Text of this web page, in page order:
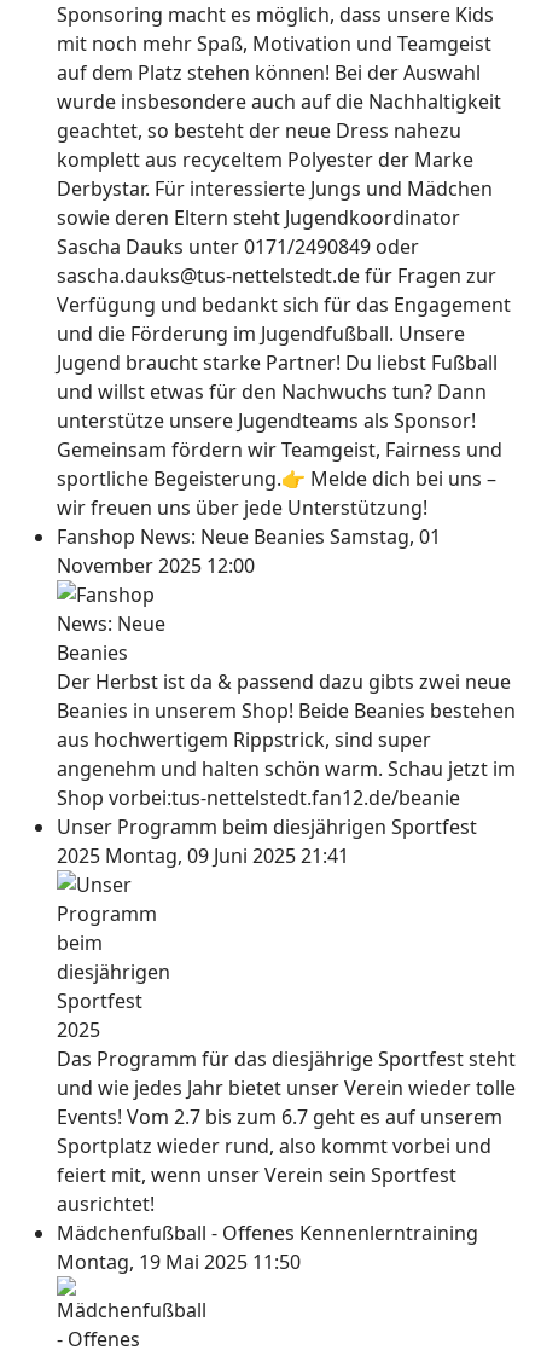
Sponsoring macht es möglich, dass unsere Kids
mit noch mehr Spaß, Motivation und Teamgeist
auf dem Platz stehen können! Bei der Auswahl
wurde insbesondere auch auf die Nachhaltigkeit
geachtet, so besteht der neue Dress nahezu
komplett aus recyceltem Polyester der Marke
Derbystar. Für interessierte Jungs und Mädchen
sowie deren Eltern steht Jugendkoordinator
Sascha Dauks unter 0171/2490849 oder
sascha.dauks@tus-nettelstedt.de für Fragen zur
Verfügung und bedankt sich für das Engagement
und die Förderung im Jugendfußball. Unsere
Jugend braucht starke Partner! Du liebst Fußball
und willst etwas für den Nachwuchs tun? Dann
unterstütze unsere Jugendteams als Sponsor!
Gemeinsam fördern wir Teamgeist, Fairness und
sportliche Begeisterung.👉 Melde dich bei uns –
wir freuen uns über jede Unterstützung!
Fanshop News: Neue Beanies Samstag, 01
November 2025 12:00
Der Herbst ist da & passend dazu gibts zwei neue
Beanies in unserem Shop! Beide Beanies bestehen
aus hochwertigem Rippstrick, sind super
angenehm und halten schön warm. Schau jetzt im
Shop vorbei:tus-nettelstedt.fan12.de/beanie
Unser Programm beim diesjährigen Sportfest
2025 Montag, 09 Juni 2025 21:41
Das Programm für das diesjährige Sportfest steht
und wie jedes Jahr bietet unser Verein wieder tolle
Events! Vom 2.7 bis zum 6.7 geht es auf unserem
Sportplatz wieder rund, also kommt vorbei und
feiert mit, wenn unser Verein sein Sportfest
ausrichtet!
Mädchenfußball - Offenes Kennenlerntraining
Montag, 19 Mai 2025 11:50